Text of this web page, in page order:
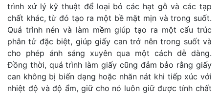
trình xử lý kỹ thuật để loại bỏ các hạt gỗ và các tạp
chất khác, từ đó tạo ra một bề mặt mịn và trong suốt.
Quá trình nén và làm mềm giúp tạo ra một cấu trúc
phân tử đặc biệt, giúp giấy can trở nên trong suốt và
cho phép ánh sáng xuyên qua một cách dễ dàng.
Đồng thời, quá trình làm giấy cũng đảm bảo rằng giấy
can không bị biến dạng hoặc nhăn nát khi tiếp xúc với
nhiệt độ và độ ẩm, giữ cho nó luôn giữ được tính chất